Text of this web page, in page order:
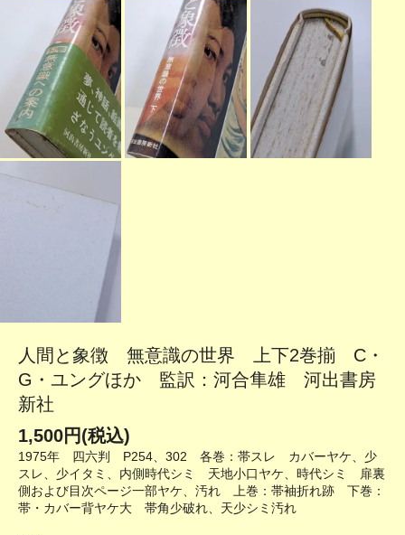
人間と象徴 無意識の世界 上下2巻揃 C・
G・ユングほか 監訳：河合隼雄 河出書房
新社
1,500円(税込)
1975年 四六判 P254、302 各巻：帯スレ カバーヤケ、少
スレ、少イタミ、内側時代シミ 天地小口ヤケ、時代シミ 扉裏
側および目次ページ一部ヤケ、汚れ 上巻：帯袖折れ跡 下巻：
帯・カバー背ヤケ大 帯角少破れ、天少シミ汚れ